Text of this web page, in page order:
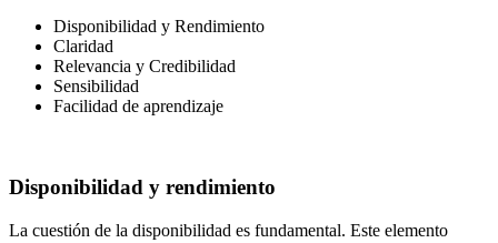
Disponibilidad y Rendimiento
Claridad
Relevancia y Credibilidad
Sensibilidad
Facilidad de aprendizaje
Disponibilidad y rendimiento
La cuestión de la disponibilidad es fundamental. Este elemento